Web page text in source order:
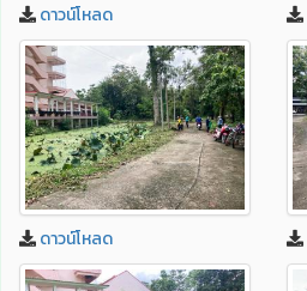
ดาวน์โหลด
ดาวน์โหลด